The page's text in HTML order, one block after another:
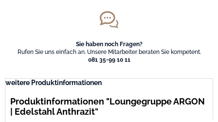
Sie haben noch Fragen?
Rufen Sie uns einfach an. Unsere Mitarbeiter beraten Sie kompetent.
081 35-99 10 11
weitere Produktinformationen
Produktinformationen "Loungegruppe ARGON
| Edelstahl Anthrazit"